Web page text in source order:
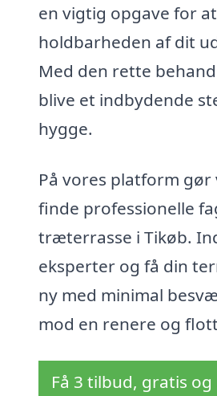
en vigtig opgave for
holdbarheden af dit
Med den rette
blive et indbydende
hygge.
På vores platform
finde professionelle
træterrasse i Tikøb.
eksperter og få din
ny med minimal
mod en renere og
Få 3 tilbud, gratis